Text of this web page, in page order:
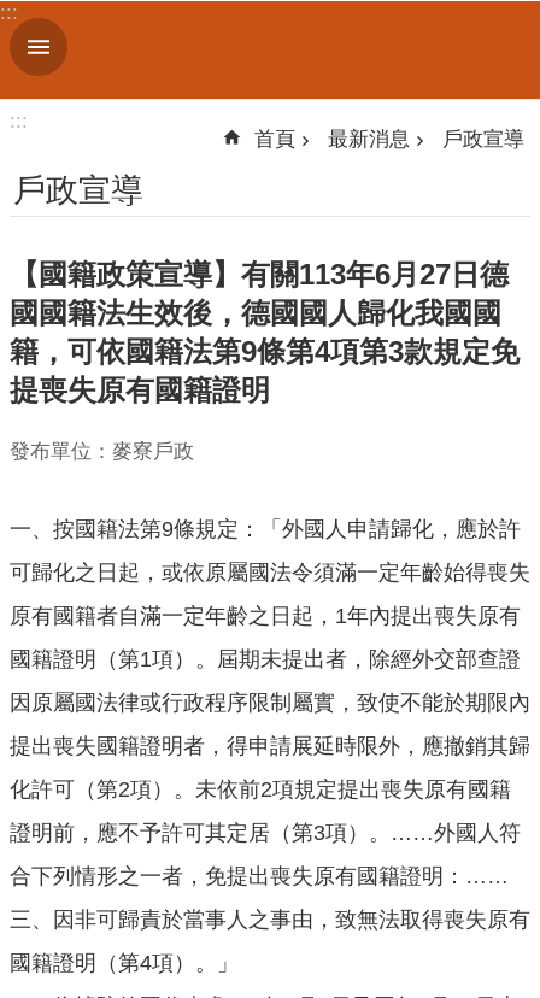
跳到主要內容區塊
進
階
關
簡
介
便
服
人
統
計
最
新
消
息
主
題
區
開
:::
:::
首頁 最新消息 戶政宣導
戶政宣導
【國籍政策宣導】有關113年6月27日德
國國籍法生效後，德國國人歸化我國國
籍，可依國籍法第9條第4項第3款規定免
提喪失原有國籍證明
發布單位：麥寮戶政
一、按國籍法第9條規定：「外國人申請歸化，應於許
可歸化之日起，或依原屬國法令須滿一定年齡始得喪失
原有國籍者自滿一定年齡之日起，1年內提出喪失原有
國籍證明（第1項）。屆期未提出者，除經外交部查證
因原屬國法律或行政程序限制屬實，致使不能於期限內
提出喪失國籍證明者，得申請展延時限外，應撤銷其歸
化許可（第2項）。未依前2項規定提出喪失原有國籍
證明前，應不予許可其定居（第3項）。……外國人符
合下列情形之一者，免提出喪失原有國籍證明：……
三、因非可歸責於當事人之事由，致無法取得喪失原有
國籍證明（第4項）。」